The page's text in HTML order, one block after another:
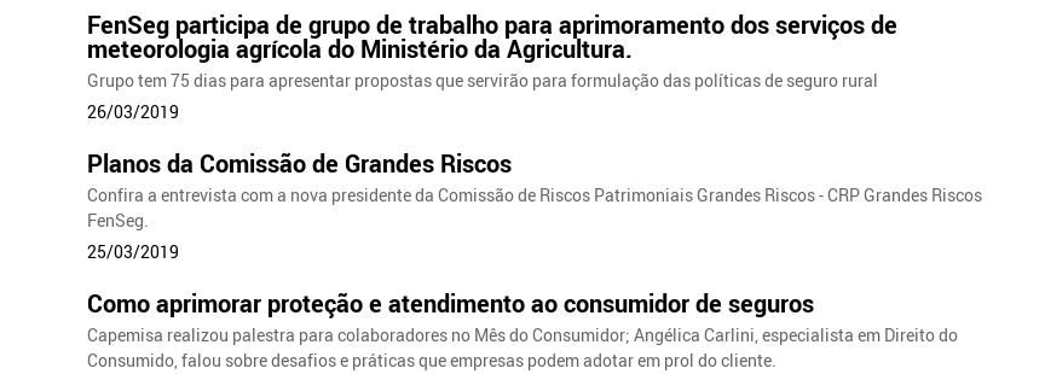
FenSeg participa de grupo de trabalho para aprimoramento dos serviços de
meteorologia agrícola do Ministério da Agricultura.
Grupo tem 75 dias para apresentar propostas que servirão para formulação das políticas de seguro rural
26/03/2019
Planos da Comissão de Grandes Riscos
Confira a entrevista com a nova presidente da Comissão de Riscos Patrimoniais Grandes Riscos - CRP Grandes Riscos
FenSeg.
25/03/2019
Como aprimorar proteção e atendimento ao consumidor de seguros
Capemisa realizou palestra para colaboradores no Mês do Consumidor; Angélica Carlini, especialista em Direito do
Consumido, falou sobre desafios e práticas que empresas podem adotar em prol do cliente.